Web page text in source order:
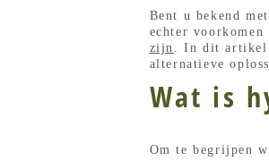
Bent u bekend
echter
zijn
. In dit artikel
alternatieve
Wat is
Om te begrijpen